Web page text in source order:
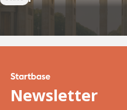
Newsletter